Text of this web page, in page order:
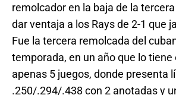
remolcador en la baja de la
dar ventaja a los Rays de 2-1 que
Fue la tercera remolcada del
temporada, en un año que lo tiene
apenas 5 juegos, donde presenta
.250/.294/.438 con 2 anotadas y